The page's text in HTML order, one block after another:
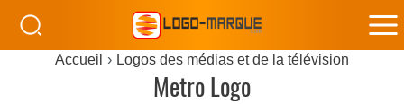
Accueil Logos des médias et de la télévision
Metro Logo